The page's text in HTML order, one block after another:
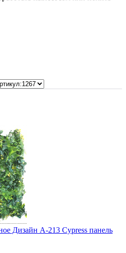
Дизайн A-213 Cypress панель